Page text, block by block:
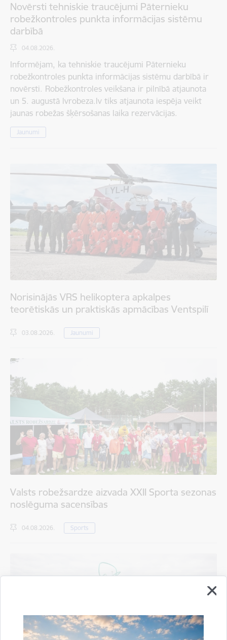
Novērsti tehniskie traucējumi Pāternieku
robežkontroles punkta informācijas sistēmu
darbībā
04.08.2026.
Informējam, ka tehniskie traucējumi Pāternieku
robežkontroles punkta informācijas sistēmu darbībā ir
novērsti. Robežkontroles veikšana ir pilnībā atjaunota
un 5. augustā lvrobeza.lv tiks atjaunota iespēja veikt
jaunas robežas šķērsošanas laika rezervācijas.
Jaunumi
Norisinājās VRS helikoptera apkalpes
teorētiskās un praktiskās apmācības Ventspilī
03.08.2026. Jaunumi
Valsts robežsardze aizvada XXII Sporta sezonas
noslēguma sacensības
04.08.2026. Sports